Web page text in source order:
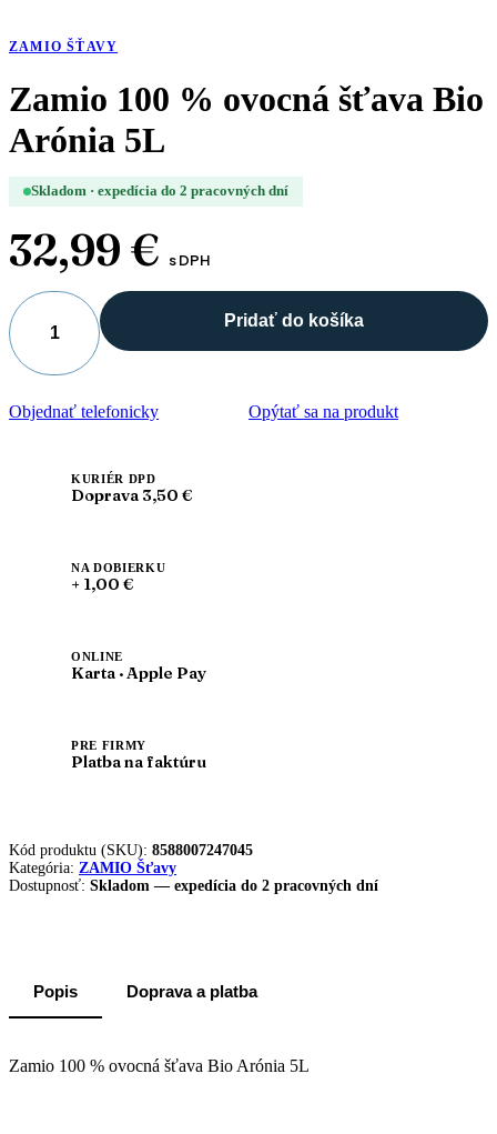
ZAMIO ŠŤAVY
Zamio 100 % ovocná šťava Bio
Arónia 5L
Skladom · expedícia do 2 pracovných dní
32,99 € s DPH
množstvo
Zamio
%
ovocná
Pridať do košíka
Objednať telefonicky Opýtať sa na produkt
KURIÉR DPD
Doprava 3,50 €
NA DOBIERKU
+ 1,00 €
ONLINE
Karta · Apple Pay
PRE FIRMY
Platba na faktúru
Kód produktu (SKU): 8588007247045
Kategória: ZAMIO Šťavy
Dostupnosť: Skladom — expedícia do 2 pracovných dní
Popis Doprava a platba
Zamio 100 % ovocná šťava Bio Arónia 5L